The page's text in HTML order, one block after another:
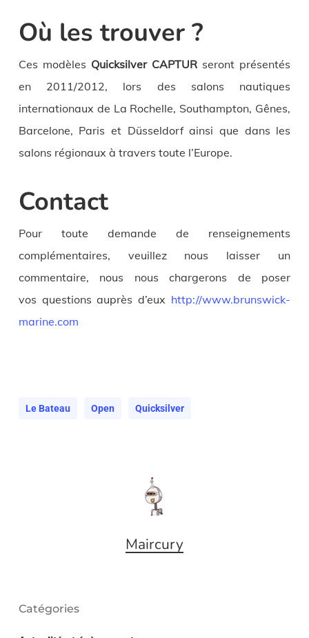
Où les trouver ?
Ces modèles Quicksilver CAPTUR seront présentés
en 2011/2012, lors des salons nautiques
internationaux de La Rochelle, Southampton, Gênes,
Barcelone, Paris et Düsseldorf ainsi que dans les
salons régionaux à travers toute l’Europe.
Contact
Pour toute demande de renseignements
complémentaires, veuillez nous laisser un
commentaire, nous nous chargerons de poser
vos questions auprès d’eux http://www.brunswick-
marine.com
Le Bateau Open Quicksilver
Maircury
Catégories